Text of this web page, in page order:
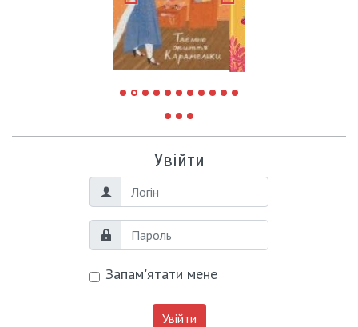
Увійти
Логін
Пароль
Запам'ятати мене
Увійти